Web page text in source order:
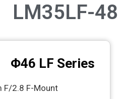
Frame Grabber
C-Mount Lenss
LM35LF-48
Φ46 LF Series
2.8 F-Mount